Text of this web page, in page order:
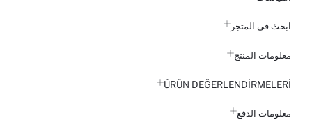
ابحث في المتجر
معلومات المنتج
ÜRÜN DEĞERLENDİRMELERİ
معلومات الدفع